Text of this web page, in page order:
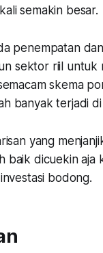
semakin besar.
penempatan
sektor riil untuk
skema
banyak terjadi
yang
baik dicuekin aja
bodong.